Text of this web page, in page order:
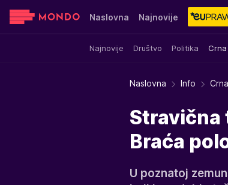
Naslovna Najnovije
Najnovije Društvo Politika
Sensa Stvar ukusa Yumama
Naslovna Info
Stravična
Braća
U poznatoj